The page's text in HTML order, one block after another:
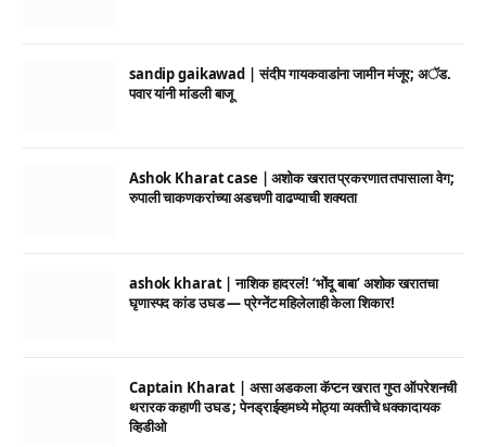
sandip gaikawad | संदीप गायकवाडांना जामीन मंजूर; अॅड.
पवार यांनी मांडली बाजू
Ashok Kharat case | अशोक खरात प्रकरणात तपासाला वेग;
रुपाली चाकणकरांच्या अडचणी वाढण्याची शक्यता
ashok kharat | नाशिक हादरलं! ‘भोंदू बाबा’ अशोक खरातचा
घृणास्पद कांड उघड — प्रेग्नेंट महिलेलाही केला शिकार!
Captain Kharat | असा अडकला कॅप्टन खरात गुप्त ऑपरेशनची
थरारक कहाणी उघड ; पेनड्राईव्हमध्ये मोठ्या व्यक्तीचे धक्कादायक
व्हिडीओ